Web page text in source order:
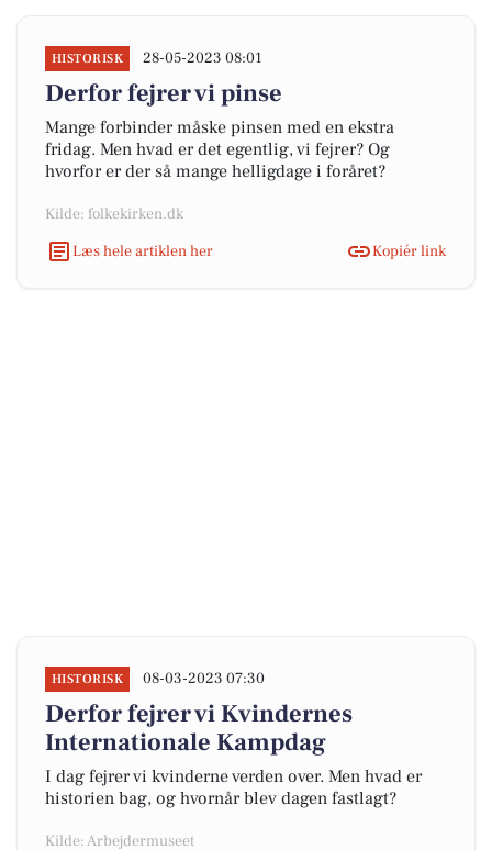
HISTORISK 28-05-2023 08:01
Derfor fejrer vi pinse
Mange forbinder måske pinsen med en ekstra
fridag. Men hvad er det egentlig, vi fejrer? Og
hvorfor er der så mange helligdage i foråret?
Kilde: folkekirken.dk
Læs hele artiklen her
Kopiér link
HISTORISK 08-03-2023 07:30
Derfor fejrer vi Kvindernes
Internationale Kampdag
I dag fejrer vi kvinderne verden over. Men hvad er
historien bag, og hvornår blev dagen fastlagt?
Kilde: Arbejdermuseet